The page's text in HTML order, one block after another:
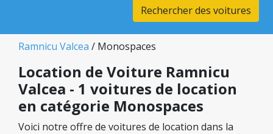
Rechercher des voitures
Ramnicu Valcea / Monospaces
Location de Voiture Ramnicu
Valcea - 1 voitures de location
en catégorie Monospaces
Voici notre offre de voitures de location dans la